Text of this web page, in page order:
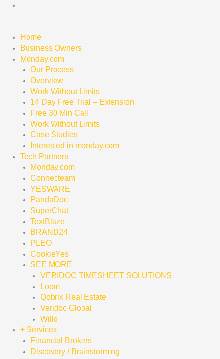
Skip
Home
Business Owners
Monday.com
Our Process
Overview
Work Without Limits
14 Day Free Trial – Extension
Free 30 Min Call
Work Without Limits
Case Studies
Interested in monday.com
Tech Partners
Monday.com
Connecteam
YESWARE
PandaDoc
SuperChat
TextBlaze
BRAND24
PLEO
CookieYes
SEE MORE
VERIDOC TIMESHEET SOLUTIONS
Loom
Qobrix Real Estate
Veridoc Global
Willo
+ Services
Financial Brokers
Discovery / Brainstorming